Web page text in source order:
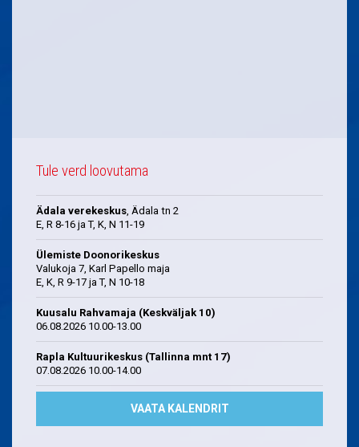
Tule verd loovutama
Ädala verekeskus , Ädala tn 2
E, R 8-16 ja T, K, N 11-19
Ülemiste Doonorikeskus
Valukoja 7, Karl Papello maja
E, K, R 9-17 ja T, N 10-18
Kuusalu Rahvamaja (Keskväljak 10)
06.08.2026 10.00-13.00
Rapla Kultuurikeskus (Tallinna mnt 17)
07.08.2026 10.00-14.00
VAATA KALENDRIT